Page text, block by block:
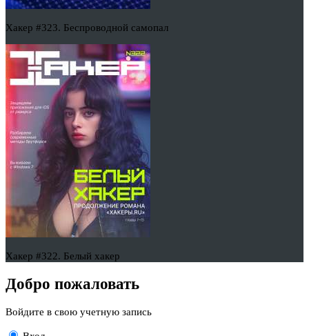
Хакер #323. Беспроводной самопал
Хакер #322. Белый хакер
Добро пожаловать
Войдите в свою учетную запись